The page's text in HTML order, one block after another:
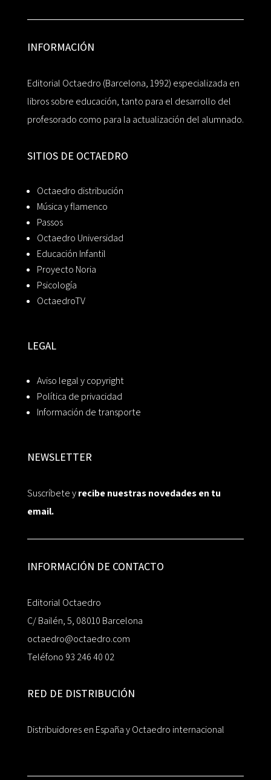
INFORMACIÓN
Editorial Octaedro (Barcelona, 1992) especializada en
libros sobre educación, tanto para el desarrollo del
profesorado como para la actualización del alumnado.
SITIOS DE OCTAEDRO
Octaedro distribución
Música y flamenco
Passos
Octaedro Universidad
Educación Infantil
Proyecto Noria
Psicología
OctaedroTV
LEGAL
Aviso legal y copyright
Política de privacidad
Información de transporte
NEWSLETTER
Suscríbete yrecibe nuestras novedades en tu
email.
INFORMACIÓN DE CONTACTO
Editorial Octaedro
C/ Bailén, 5, 08010 Barcelona
octaedro@octaedro.com
Teléfono 93 246 40 02
RED DE DISTRIBUCIÓN
Distribuidores en España y Octaedro internacional